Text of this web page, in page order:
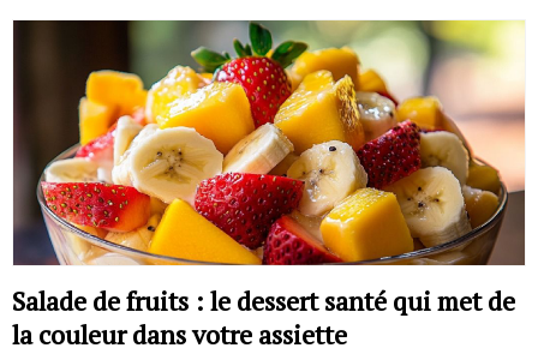
Salade de fruits : le dessert santé qui met de
la couleur dans votre assiette